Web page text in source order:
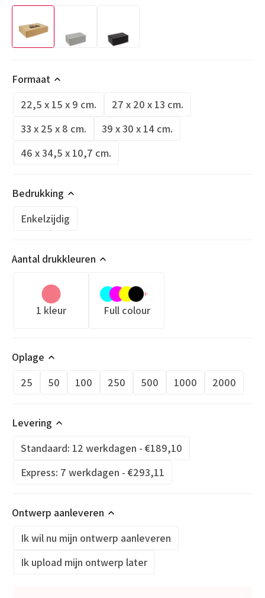
Formaat
22,5 x 15 x 9 cm.
27 x 20 x 13 cm.
33 x 25 x 8 cm.
39 x 30 x 14 cm.
46 x 34,5 x 10,7 cm.
Bedrukking
Enkelzijdig
Aantal drukkleuren
1 kleur Full colour
Oplage
25
50 100 250 500 1000 2000
Levering
Standaard: 12 werkdagen - €189,10
Express: 7 werkdagen - €293,11
Ontwerp aanleveren
Ik wil nu mijn ontwerp aanleveren
Ik upload mijn ontwerp later